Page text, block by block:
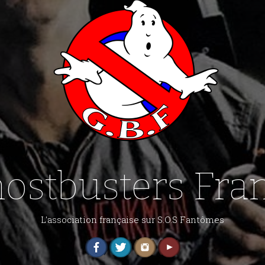
L'association française sur S.O.S Fantômes